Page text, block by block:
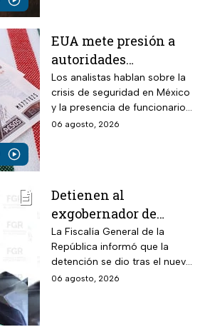
EUA mete presión a
autoridades
mexicanas para
combatir al
narcotráfico y detener
a funcionarios
Los analistas hablan sobre la
crisis de seguridad en México
y la presencia de funcionarios
corruptos en el narcotráfico
06 agosto, 2026
Detienen al
exgobernador de
Guerrero, Ángel
Aguirre, por el Caso
Ayotzinapa
La Fiscalía General de la
República informó que la
detención se dio tras el nuevo
modelo de investigación
06 agosto, 2026